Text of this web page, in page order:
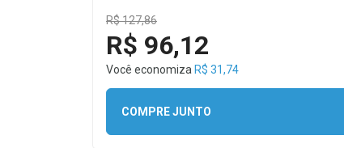
R$ 127,86
R$ 96,12
Você economiza R$ 31,74
COMPRE JUNTO